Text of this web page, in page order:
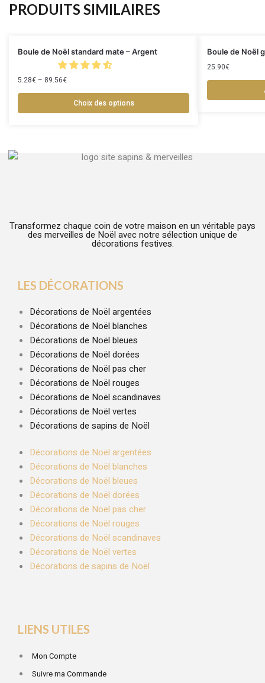
PRODUITS SIMILAIRES
Boule de Noël standard mate – Argent
5.28€– 89.56€
Choix des options
Boule de Noël
25.90€
Transformez chaque coin de votre maison en un véritable pays
des merveilles de Noël avec notre sélection unique de
décorations festives.
LES DÉCORATIONS
Décorations de Noël argentées
Décorations de Noël blanches
Décorations de Noël bleues
Décorations de Noël dorées
Décorations de Noël pas cher
Décorations de Noël rouges
Décorations de Noël scandinaves
Décorations de Noël vertes
Décorations de sapins de Noël
Décorations de Noël argentées
Décorations de Noël blanches
Décorations de Noël bleues
Décorations de Noël dorées
Décorations de Noël pas cher
Décorations de Noël rouges
Décorations de Noël scandinaves
Décorations de Noël vertes
Décorations de sapins de Noël
LIENS UTILES
Mon Compte
Suivre ma Commande